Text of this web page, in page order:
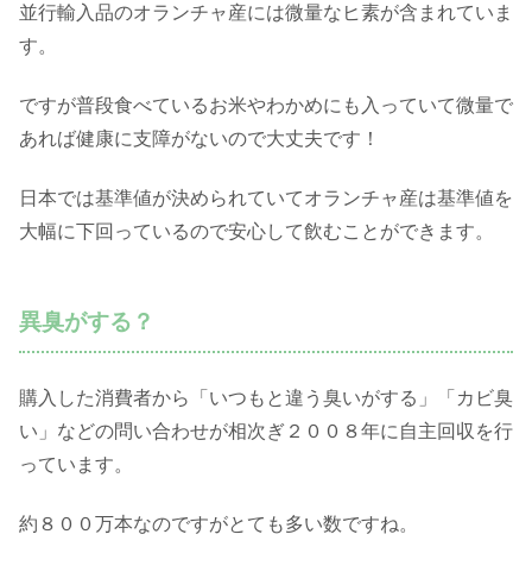
並行輸入品のオランチャ産には微量なヒ素が含まれていま
す。
ですが普段食べているお米やわかめにも入っていて微量で
あれば健康に支障がないので大丈夫です！
日本では基準値が決められていてオランチャ産は基準値を
大幅に下回っているので安心して飲むことができます。
異臭がする？
購入した消費者から「いつもと違う臭いがする」「カビ臭
い」などの問い合わせが相次ぎ２００８年に自主回収を行
っています。
約８００万本なのですがとても多い数ですね。